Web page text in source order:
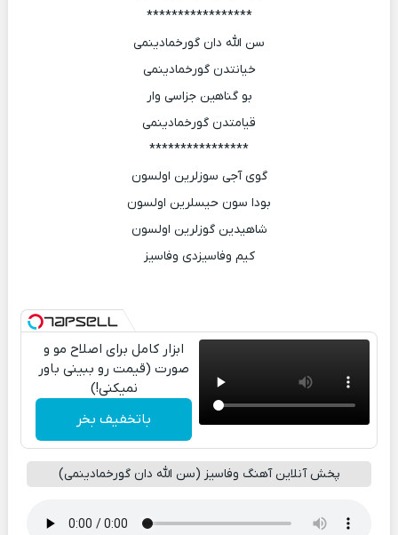
*****************
سن الله دان گورخمادینمی
خیانتدن گورخمادینمی
بو گناهین جزاسی وار
قیامتدن گورخمادینمی
****************
گوی آجی سوزلرین اولسون
بودا سون حیسلرین اولسون
شاهیدین گوزلرین اولسون
کیم وفاسیزدی وفاسیز
ابزار کامل برای اصلاح مو و
صورت (قیمت رو ببینی باور
نمیکنی!)
باتخفیف بخر
پخش آنلاین آهنگ وفاسیز (سن الله دان گورخمادینمی)